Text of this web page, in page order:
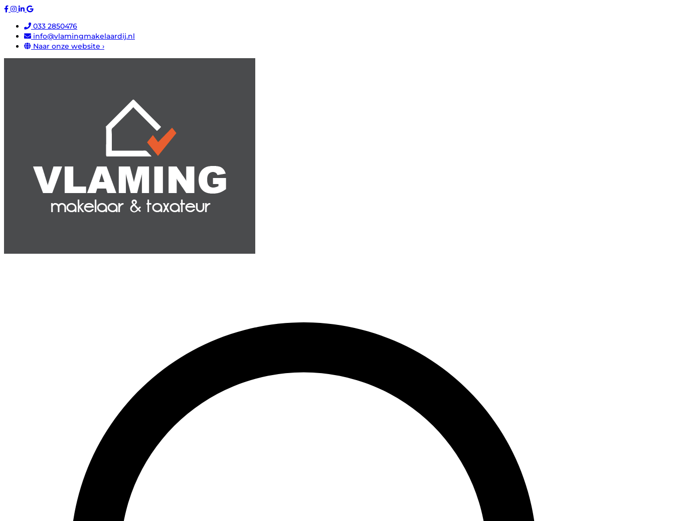
033 2850476
info@vlamingmakelaardij.nl
Naar onze website ›